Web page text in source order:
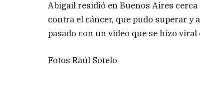
Abigail residió en Buenos Aires
contra el cáncer, que pudo superar y
pasado con un video que se hizo viral
Fotos Raúl Sotelo